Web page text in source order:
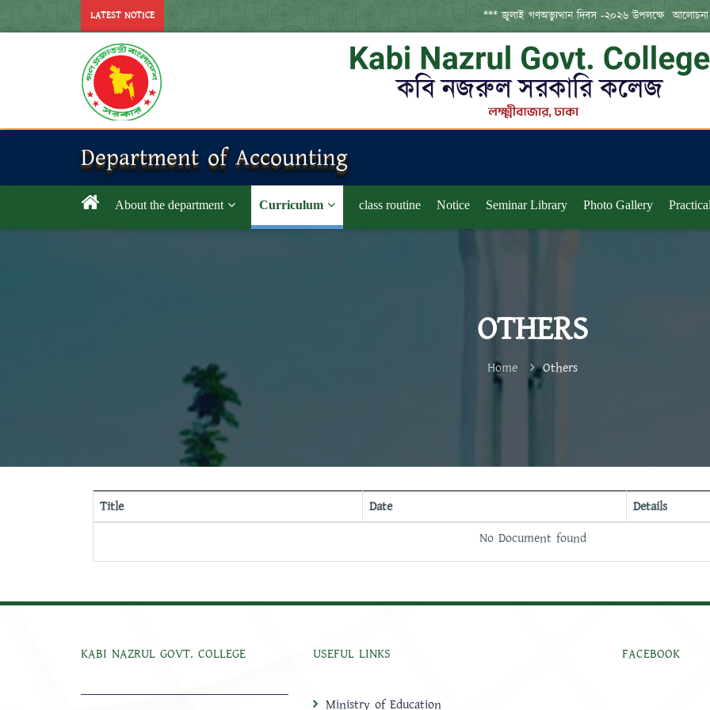
LATEST NOTICE *** জুলাই গণঅভ্যুত্থান দিবস -২০২৬ উপলক্ষে  আলোচনা
Department of Accounting
About the department Curriculum class routine Notice Seminar Library Photo Gallery
OTHERS
Home Others
Title Date
Details
No Document found
KABI NAZRUL GOVT. COLLEGE USEFUL LINKS
Ministry of Education
FACEBOOK